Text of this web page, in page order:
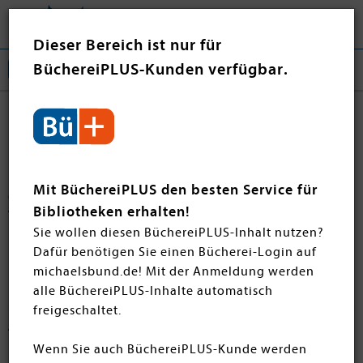
Dieser Bereich ist nur für
BüchereiPLUS-Kunden verfügbar.
Mit BüchereiPLUS den besten Service für
Bibliotheken erhalten!
Sie wollen diesen BüchereiPLUS-Inhalt nutzen?
Dafür benötigen Sie einen Bücherei-Login auf
michaelsbund.de! Mit der Anmeldung werden
alle BüchereiPLUS-Inhalte automatisch
freigeschaltet.
Wenn Sie auch BüchereiPLUS-Kunde werden
Krimis & Thriller
düstere Geheimnisse oder nervenaufreibende
Wendungen – hier finden Sie alles für fesselnde
Lesestunden.
Filtern
46 Artikel